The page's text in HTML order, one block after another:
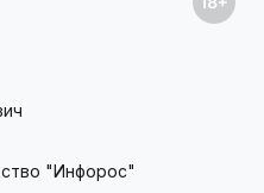
"Инфорос"